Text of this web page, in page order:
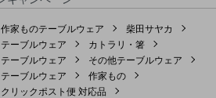
作家ものテーブルウェア
柴田サヤカ
テーブルウェア
カトラリ・箸
テーブルウェア
その他テーブルウェア
テーブルウェア
作家もの
クリックポスト便 対応品